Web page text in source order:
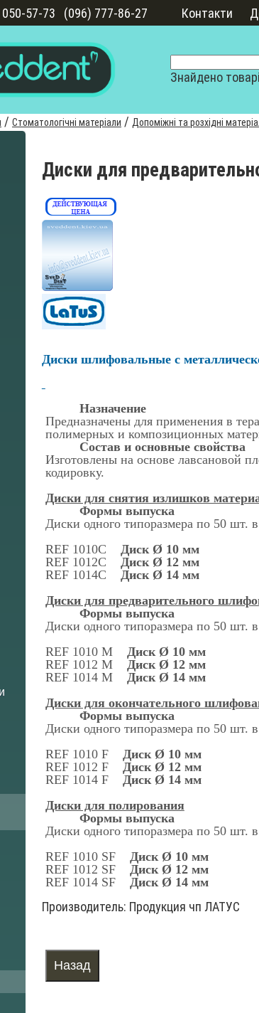
57-73 (096) 777-86-27 Контакти
Знайдено
/ Стоматологічні матеріали / Допоміжні та розхідні
Диски для
Диски шлифовальные с
Назначение
Предназначены для применения в
полимерных и композиционных
Состав и основные свойства
Изготовлены на основе лавсановой
кодировку.
Диски для снятия излишков
Формы выпуска
Диски одного типоразмера по 50 шт.
REF 1010С
Диск Ø 10 мм
REF 1012С
Диск Ø 12 мм
REF 1014С
Диск Ø 14 мм
Диски для предварительного
Формы выпуска
Диски одного типоразмера по 50 шт.
REF 1010 М
Диск Ø 10 мм
REF 1012 М
Диск Ø 12 мм
REF 1014 М
Диск Ø 14 мм
Диски для окончательного
Формы выпуска
Диски одного типоразмера по 50 шт.
REF 1010 F
Диск Ø 10 мм
REF 1012 F
Диск Ø 12 мм
REF 1014 F
Диск Ø 14 мм
Диски для полирования
Формы выпуска
Диски одного типоразмера по 50 шт.
REF 1010 SF
Диск Ø 10 мм
REF 1012 SF
Диск Ø 12 мм
REF 1014 SF
Диск Ø 14 мм
Производитель: Продукция чп ЛАТУС